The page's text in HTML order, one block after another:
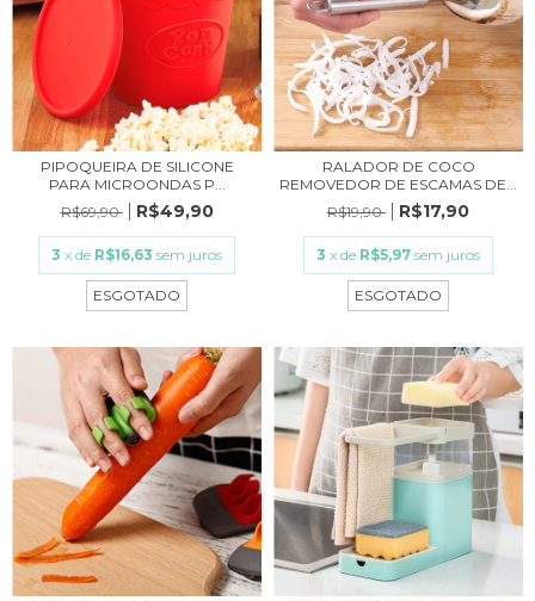
PIPOQUEIRA DE SILICONE
PARA MICROONDAS P...
R$69,90
R$49,90
3 x de R$16,63 sem juros
ESGOTADO
RALADOR DE COCO
REMOVEDOR DE ESCAMAS DE...
R$19,90
R$17,90
3 x de R$5,97 sem juros
ESGOTADO